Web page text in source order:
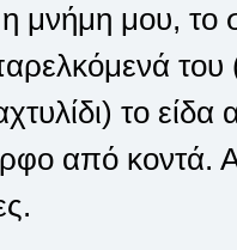
μου, το
του
το
από κοντά.